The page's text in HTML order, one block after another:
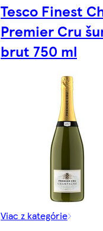
Tesco Finest
Premier Cru
brut 750 ml
Viac z kategórie